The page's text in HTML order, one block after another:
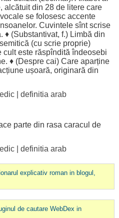
, alcătuitdin 28 de literecare
vocalese folosesc accente
. Cuvintelesîntscrise
. ♦ (Substantivat, f.) Limbă din
semitică (cu scrie proprie)
culteste răspîndităîndeosebi
. ♦ (Despre cai) Care aparține
ușoară, originară din
| definitia arab
partedin rasa caracul de
| definitia arab
explicativ roman in blogul,
de cautare WebDex in